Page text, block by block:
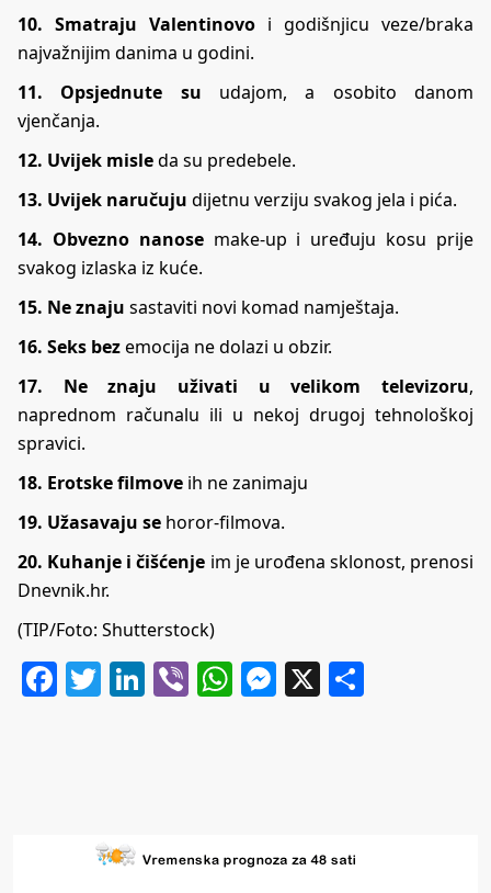
10. Smatraju Valentinovo i godišnjicu veze/braka
najvažnijim danima u godini.
11. Opsjednute su udajom, a osobito danom
vjenčanja.
12. Uvijek misleda su predebele.
13. Uvijek naručuju dijetnu verziju svakog jela i pića.
14. Obvezno nanosemake-up i uređuju kosu prije
svakog izlaska iz kuće.
15. Ne znaju sastaviti novi komad namještaja.
16. Seks bezemocija ne dolazi u obzir.
17. Ne znaju uživati u velikom televizoru,
naprednom računalu ili u nekoj drugoj tehnološkoj
spravici.
18. Erotske filmove ih ne zanimaju
19. Užasavaju se horor-filmova.
20. Kuhanje i čišćenje im je urođena sklonost, prenosi
Dnevnik.hr.
(TIP/Foto: Shutterstock)
Facebook
Twitter
LinkedIn
ViberWhatsApp
Messenger
X